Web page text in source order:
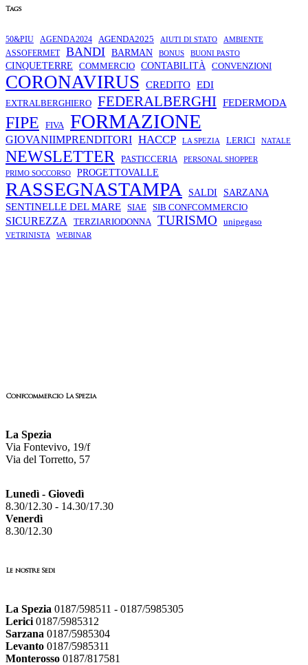
Tags
50&PIU AGENDA2024 AGENDA2025 AIUTI DI STATO AMBIENTE
ASSOFERMET BANDI BARMAN BONUS BUONI PASTO
CINQUETERRE COMMERCIO CONTABILITÀ CONVENZIONI
CORONAVIRUS CREDITO EDI
EXTRALBERGHIERO FEDERALBERGHI FEDERMODA
FIPE FIVA FORMAZIONE
GIOVANIIMPRENDITORI HACCP LA SPEZIA LERICI NATALE
NEWSLETTER PASTICCERIA PERSONAL SHOPPER
PRIMO SOCCORSO PROGETTOVALLE
RASSEGNASTAMPA SALDI
SARZANA
SENTINELLE DEL MARE SIAE SIB CONFCOMMERCIO
SICUREZZA TERZIARIODONNA TURISMO unipegaso
VETRINISTA WEBINAR
Confcommercio La Spezia
La Spezia
Via Fontevivo, 19/f
Via del Torretto, 57
Lunedì - Giovedì
8.30/12.30 - 14.30/17.30
Venerdì
8.30/12.30
Le nostre Sedi
La Spezia 0187/598511 - 0187/5985305
Lerici 0187/5985312
Sarzana 0187/5985304
Levanto 0187/5985311
Monterosso 0187/817581